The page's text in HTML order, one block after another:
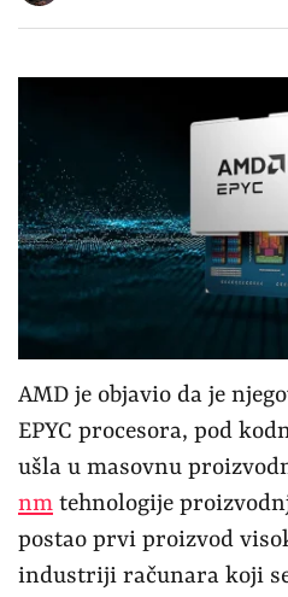
AMD je objavio da je
EPYC procesora, pod
ušla u masovnu
nm tehnologije
postao prvi proizvod
industriji računara koji